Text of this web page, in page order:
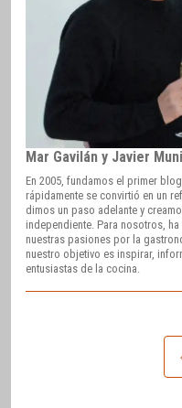
Mar Gavilán y Javier
En 2005, fundamos el primer
rápidamente se convirtió en un
dimos un paso adelante y
independiente. Para nosotros,
nuestras pasiones por la
nuestro objetivo es inspirar,
entusiastas de la cocina.